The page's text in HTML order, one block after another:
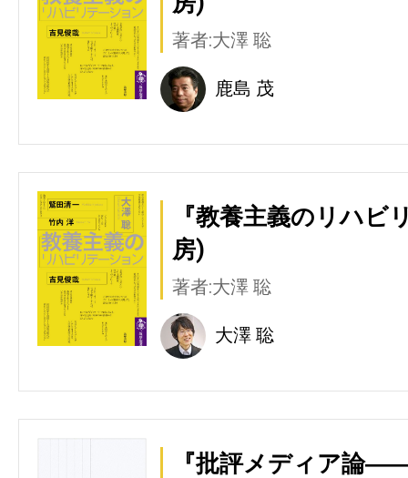
著者:大澤 聡
鹿島 茂
『教養主義のリハビ
房)
著者:大澤 聡
大澤 聡
『批評メディア論